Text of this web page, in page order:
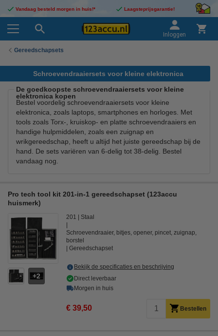
Vandaag besteld morgen in huis!* Laagsteprijsgarantie!
Inloggen
Gereedschapsets
Schroevendraaiersets voor kleine elektronica
De goedkoopste schroevendraaiersets voor kleine
elektronica kopen
Bestel voordelig schroevendraaiersets voor kleine
elektronica, zoals laptops, smartphones en horloges. Met
tools zoals Torx-, kruiskop- en platte schroevendraaiers en
handige hulpmiddelen, zoals een zuignap en
wrikgereedschap, heeft u altijd het juiste gereedschap bij de
hand. De sets variëren van 6-delig tot 38-delig. Bestel
vandaag nog.
Pro tech tool kit 201-in-1 gereedschapset (123accu
huismerk)
2
201 Staal
Schroevendraaier, bitjes, opener, pincet, zuignap,
borstel
Gereedschapset
Bekijk de specificaties en beschrijving
Direct leverbaar
Morgen in huis
€ 39,50 Bestellen